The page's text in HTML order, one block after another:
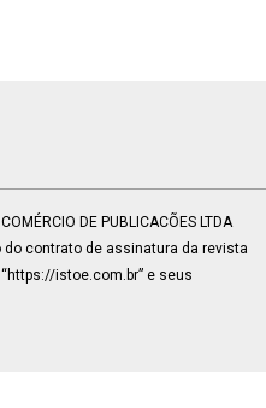
DE PUBLICACÕES LTDA
contrato de assinatura da revista
istoe.com.br” e seus